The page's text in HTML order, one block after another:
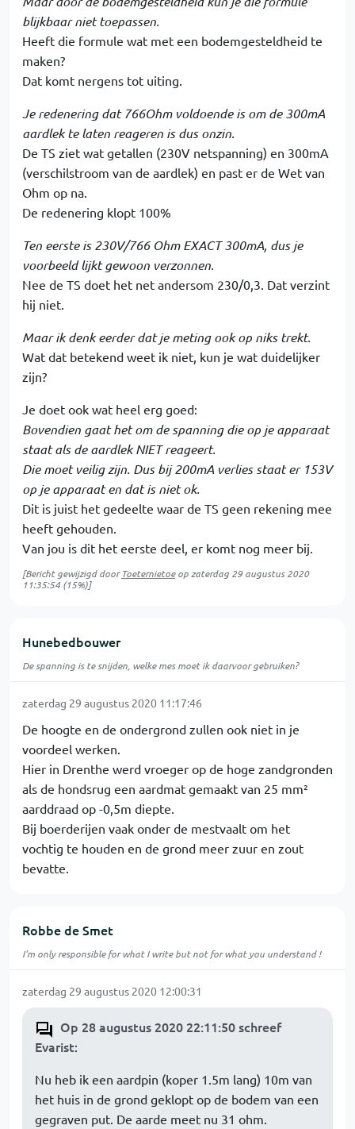
blijkbaar niet toepassen.
Heeft die formule wat met een bodemgesteldheid te
maken?
Dat komt nergens tot uiting.
Je redenering dat 766Ohm voldoende is om de 300mA
aardlek te laten reageren is dus onzin.
De TS ziet wat getallen (230V netspanning) en 300mA
(verschilstroom van de aardlek) en past er de Wet van
Ohm op na.
De redenering klopt 100%
Ten eerste is 230V/766 Ohm EXACT 300mA, dus je
voorbeeld lijkt gewoon verzonnen.
Nee de TS doet het net andersom 230/0,3. Dat verzint
hij niet.
Maar ik denk eerder dat je meting ook op niks trekt.
Wat dat betekend weet ik niet, kun je wat duidelijker
zijn?
Je doet ook wat heel erg goed:
Bovendien gaat het om de spanning die op je apparaat
staat als de aardlek NIET reageert.
Die moet veilig zijn. Dus bij 200mA verlies staat er 153V
op je apparaat en dat is niet ok.
Dit is juist het gedeelte waar de TS geen rekening mee
heeft gehouden.
Van jou is dit het eerste deel, er komt nog meer bij.
[Bericht gewijzigd doorToeternietoeop zaterdag 29 augustus 2020
11:35:54 (15%)]
Hunebedbouwer
De spanning is te snijden, welke mes moet ik daarvoor gebruiken?
zaterdag 29 augustus 2020 11:17:46
De hoogte en de ondergrond zullen ook niet in je
voordeel werken.
Hier in Drenthe werd vroeger op de hoge zandgronden
als de hondsrug een aardmat gemaakt van 25 mm²
aarddraad op -0,5m diepte.
Bij boerderijen vaak onder de mestvaalt om het
vochtig te houden en de grond meer zuur en zout
bevatte.
Robbe de Smet
I'm only responsible for what I write but not for what you understand !
zaterdag 29 augustus 2020 12:00:31
Op 28 augustus 2020 22:11:50 schreef
Evarist:
Nu heb ik een aardpin (koper 1.5m lang) 10m van
het huis in de grond geklopt op de bodem van een
gegraven put. De aarde meet nu 31 ohm.